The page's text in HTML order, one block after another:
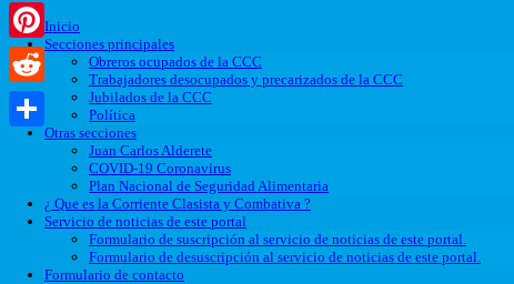
Inicio
Secciones principales
Obreros ocupados de la CCC
Trabajadores desocupados y precarizados de la CCC
Jubilados de la CCC
Política
Otras secciones
Juan Carlos Alderete
COVID-19 Coronavirus
Plan Nacional de Seguridad Alimentaria
¿ Que es la Corriente Clasista y Combativa ?
Servicio de noticias de este portal
Formulario de suscripción al servicio de noticias de este portal.
Formulario de desuscripción al servicio de noticias de este portal.
Formulario de contacto
LinkedIn
Pinterest
Reddit
Compartir